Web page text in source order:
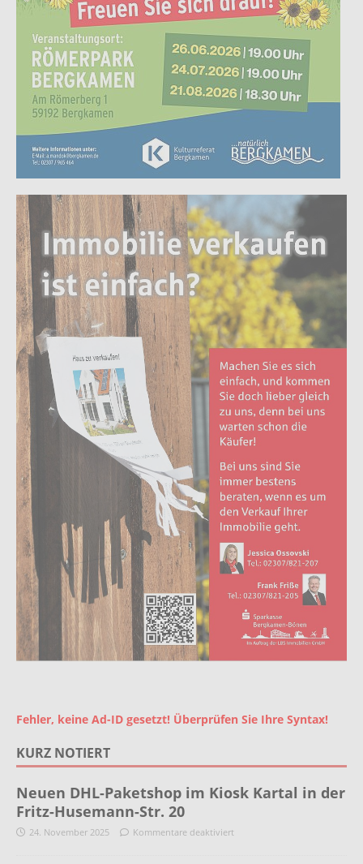
Fehler, keine Ad-ID gesetzt! Überprüfen Sie Ihre Syntax!
KURZ NOTIERT
Neuen DHL-Paketshop im Kiosk Kartal in der
Fritz-Husemann-Str. 20
24. November 2025 Kommentare deaktiviert